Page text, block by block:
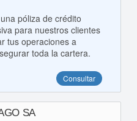
póliza de crédito
para nuestros clientes
tus operaciones a
toda la cartera.
Consultar
SA